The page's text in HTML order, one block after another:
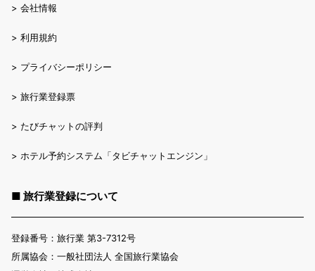
> 会社情報
> 利用規約
> プライバシーポリシー
> 旅行業登録票
> たびチャットの評判
> ホテル予約システム「タビチャットエンジン」
■ 旅行業登録について
登録番号：旅行業 第3-7312号
所属協会：一般社団法人 全国旅行業協会